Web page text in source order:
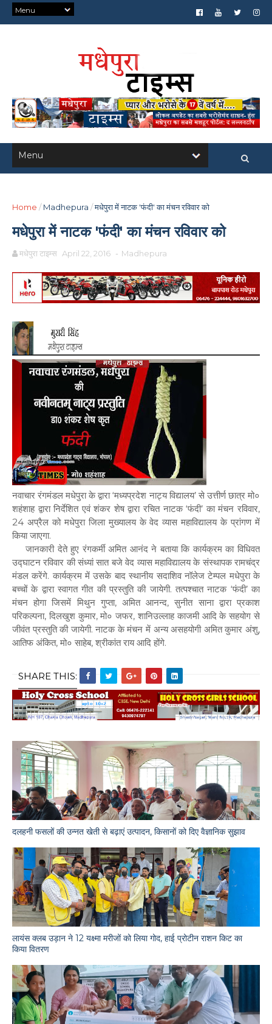
Home / Madhepura /मधेपुरा में नाटक 'फंदी' का मंचन रविवार को
मधेपुरा में नाटक 'फंदी' का मंचन रविवार को
मधेपुरा टाइम्स April 22, 2016 - Madhepura
नवाचार रंगमंडल मधेपुरा के द्वारा ‘मध्यप्रदेश नाट्य विद्यालय’ से उत्तीर्ण छात्र मो०
शहंशाह द्वारा निर्देशित एवं शंकर शेष द्वारा रचित नाटक ‘फंदी’ का मंचन रविवार,
24 अप्रैल को मधेपुरा जिला मुख्यालय के वेद व्यास महाविद्यालय के प्रांगण में
किया जाएगा.
जानकारी देते हुए रंगकर्मी अमित आनंद ने बताया कि कार्यक्रम का विधिवत
उद्घाटन रविवार की संध्यां सात बजे वेद व्यास महाविद्यालय के संस्थापक रामचंद्र
मंडल करेंगे. कार्यक्रम में उसके बाद स्थानीय सदाशिव नॉलेज टेम्पल मधेपुरा के
बच्चों के द्वारा स्वागत गीत की प्रस्तुति की जायेगी. तत्पश्चात नाटक ‘फंदी’ का
मंचन होगा जिसमें मिथुन गुप्ता, अमित आनन्द, सुनीत साना द्वारा प्रकाश
परिकल्पना, दिलखुश कुमार, मो० जफर, शानिउल्लाह काजमी आदि के सहयोग से
जीवंत प्रस्तुति की जायेगी. नाटक के मंचन में अन्य असहयोगी अमित कुमार अंशु,
आतिफ अंकित, मो० साहेब, श्रीकांत राय आदि होंगे.
SHARE THIS:
दलहनी फसलों की उन्नत खेती से बढ़ाएं उत्पादन, किसानों को दिए वैज्ञानिक सुझाव
लायंस क्लब उड़ान ने 12 यक्ष्मा मरीजों को लिया गोद, हाई प्रोटीन राशन किट का
किया वितरण